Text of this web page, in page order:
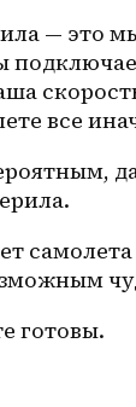
— это
все
готовы.